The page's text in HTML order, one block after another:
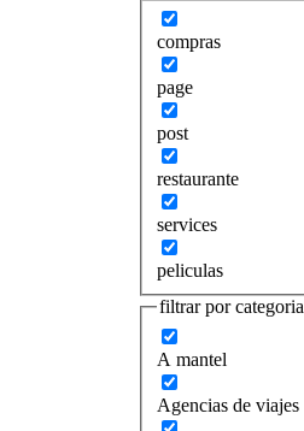
compras
page
post
restaurante
services
peliculas
filtrar por categoria
A mantel
Agencias de viajes